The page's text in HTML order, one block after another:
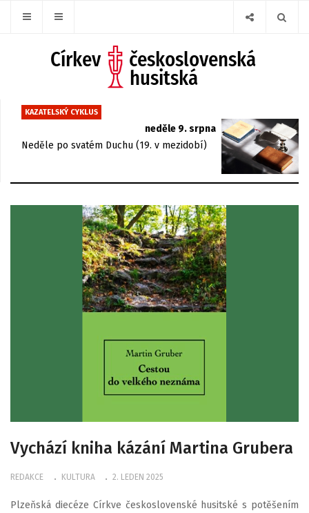
KAZATELSKÝ CYKLUS
neděle 9. srpna
Neděle po svatém Duchu (19. v mezidobí)
Vychází kniha kázání Martina Grubera
REDAKCE KULTURA 2. LEDEN 2025
Plzeňská diecéze Církve československé husitské s potěšením